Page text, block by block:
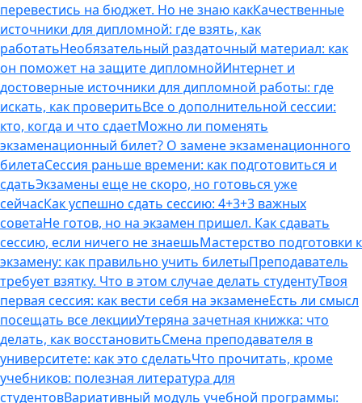
перевестись на бюджет. Но не знаю какКачественные
источники для дипломной: где взять, как
работатьНеобязательный раздаточный материал: как
он поможет на защите дипломнойИнтернет и
достоверные источники для дипломной работы: где
искать, как проверитьВсе о дополнительной сессии:
кто, когда и что сдаетМожно ли поменять
экзаменационный билет? О замене экзаменационного
билетаСессия раньше времени: как подготовиться и
сдатьЭкзамены еще не скоро, но готовься уже
сейчасКак успешно сдать сессию: 4+3+3 важных
советаНе готов, но на экзамен пришел. Как сдавать
сессию, если ничего не знаешьМастерство подготовки к
экзамену: как правильно учить билетыПреподаватель
требует взятку. Что в этом случае делать студентуТвоя
первая сессия: как вести себя на экзаменеЕсть ли смысл
посещать все лекцииУтеряна зачетная книжка: что
делать, как восстановитьСмена преподавателя в
университете: как это сделатьЧто прочитать, кроме
учебников: полезная литература для
студентовВариативный модуль учебной программы: